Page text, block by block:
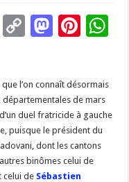
E
C
y
Li
n
k
M
d
o
n
Pi
es
t
p
l’on connaît désormais
de mars
duel fratricide à gauche
puisque le président du
dont les cantons
binômes celui de
celui de Sébastien